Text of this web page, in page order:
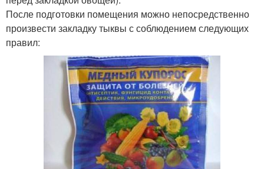
После подготовки помещения можно непосредственно
произвести закладку тыквы с соблюдением следующих
правил: